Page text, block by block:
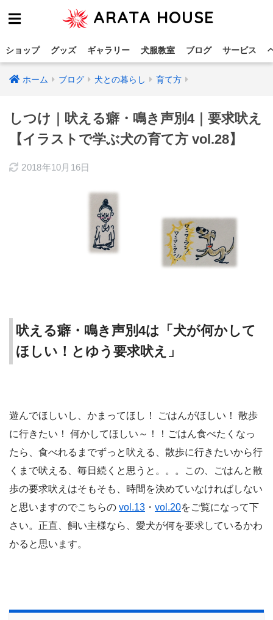
ARATA HOUSE
ショップ グッズ ギャラリー 犬服教室 ブログ サービス
ホーム ブログ 犬との暮らし 育て方
しつけ｜吠える癖・鳴き声別4｜要求吠え
【イラストで学ぶ犬の育て方 vol.28】
2018年10月16日
吠える癖・鳴き声別4は「犬が何かして
ほしい！とゆう要求吠え」
遊んでほしいし、かまってほし！ ごはんがほしい！ 散歩
に行きたい！ 何かしてほしい～！！ごはん食べたくなっ
たら、食べれるまでずっと吠える、散歩に行きたいから行
くまで吠える、毎日続くと思うと。。。この、ごはんと散
歩の要求吠えはそもそも、時間を決めていなければしない
と思いますのでこちらの vol.13 ・ vol.20をご覧になって下
さい。正直、飼い主様なら、愛犬が何を要求しているかわ
かると思います。